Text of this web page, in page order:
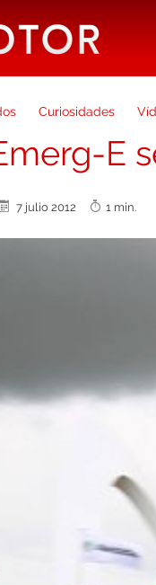
Curiosidades
E
7 julio 2012 1 min.